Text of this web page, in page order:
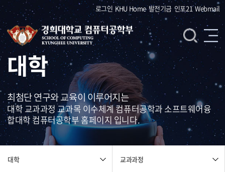
로그인 KHU Home 발전기금 인포21 Webmail
대학
최첨단 연구와 교육이 이루어지는
대학 교과과정 교과목 이수체계 컴퓨터공학과 소프트웨어융
합대학 컴퓨터공학부 홈페이지 입니다.
대학 교과과정